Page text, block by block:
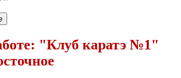
"Клуб каратэ №1"